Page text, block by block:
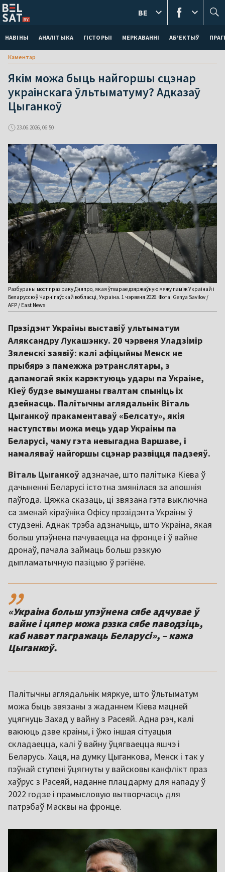
НАВІНЫ АНАЛІТЫКА ГІСТОРЫІ МЕРКАВАННI АБ'ЕКТЫЎ
BE
Каментар
Якім можа быць найгоршы сцэнар
украінскага ўльтыматуму? Адказаў
Цыганкоў
23.06.2026, 06:50
Разбураны мост праз раку Дняпро, якая ўтварае дзяржаўную мяжу паміж Украінай і
Беларуссю ў Чарнігаўскай вобласці, Украіна. 1 чэрвеня 2026. Фота: Genya Savilov /
AFP / East News
Прэзідэнт Украіны выставіў ультыматум
Аляксандру Лукашэнку. 20 чэрвеня Уладзімір
Зяленскі заявіў: калі афіцыйны Менск не
прыбярэ з памежжа рэтранслятары, з
дапамогай якіх карэктуюць удары па Украіне,
Кіеў будзе вымушаны гвалтам спыніць іх
дзейнасць. Палітычны аглядальнік Віталь
Цыганкоў пракаментаваў «Белсату», якія
наступствы можа мець удар Украіны па
Беларусі, чаму гэта невыгадна Варшаве, і
намаляваў найгоршы сцэнар развіцця падзеяў.
Віталь Цыганкоў адзначае, што палітыка Кіева ў
дачыненні Беларусі істотна змянілася за апошнія
паўгода. Цяжка сказаць, ці звязана гэта выключна
са зменай кіраўніка Офісу прэзідэнта Украіны ў
студзені. Аднак трэба адзначыць, што Украіна, якая
больш упэўнена пачуваецца на фронце і ў вайне
дронаў, пачала займаць больш рэзкую
дыпламатычную пазіцыю ў рэгіёне.
,,
«Украіна больш упэўнена сябе адчувае ў
вайне і цяпер можа рэзка сябе паводзіць,
каб нават пагражаць Беларусі», – кажа
Палітычны аглядальнік мяркуе, што ўльтыматум
можа быць звязаны з жаданнем Кіева мацней
уцягнуць Захад у вайну з Расеяй. Адна рэч, калі
ваююць дзве краіны, і ўжо іншая сітуацыя
складаецца, калі ў вайну ўцягваецца яшчэ і
Беларусь. Хаця, на думку Цыганкова, Менск і так у
пэўнай ступені ўцягнуты у вайсковы канфлікт праз
хаўрус з Расеяй, наданне плацдарму для нападу ў
2022 годзе і прамысловую вытворчасць для
патрэбаў Масквы на фронце.